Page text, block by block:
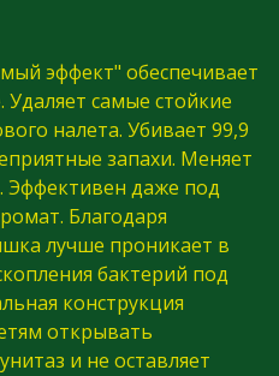
эффект" обеспечивает
самые стойкие
налета. Убивает 99,9
запахи. Меняет
Эффективен даже под
Благодаря
лучше проникает в
бактерий под
конструкция
открывать
и не оставляет